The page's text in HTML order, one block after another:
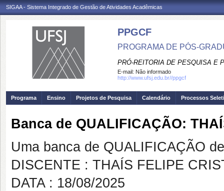
SIGAA - Sistema Integrado de Gestão de Atividades Acadêmicas
PPGCF
PROGRAMA DE PÓS-
PRÓ-REITORIA DE PESQUISA E
E-mail: Não informado
http://www.ufsj.edu.br//ppgcf
Programa Ensino Projetos de Pesquisa Calendário Processos
Banca de QUALIFICAÇÃO:
Uma banca de QUALIFICAÇÃO
DISCENTE : THAÍS FELIPE
DATA : 18/08/2025